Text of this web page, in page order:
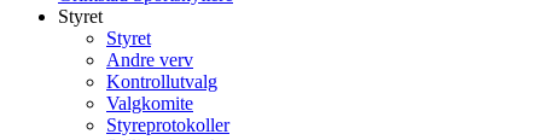
Styret
Styret
Andre verv
Kontrollutvalg
Valgkomite
Styreprotokoller